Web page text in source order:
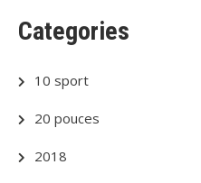
Categories
10 sport
20 pouces
2018